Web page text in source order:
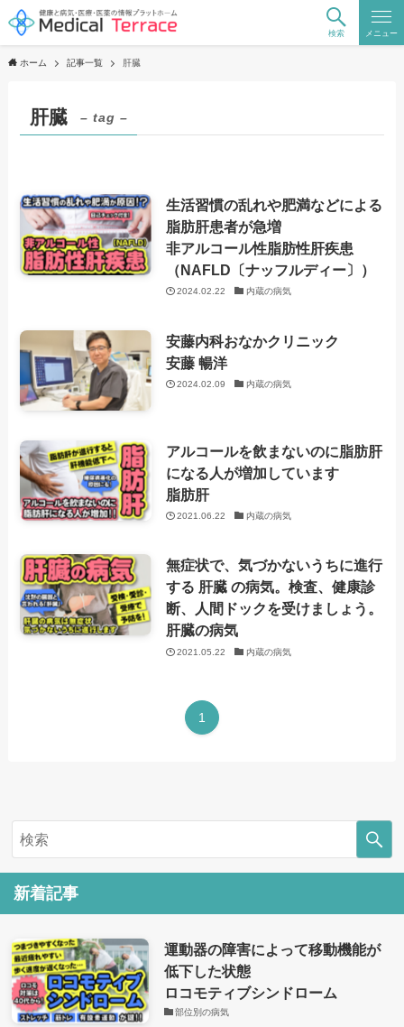
検索 メニュー
ホーム 記事一覧 肝臓
肝臓 – tag –
生活習慣の乱れや肥満などによる
脂肪肝患者が急増
非アルコール性脂肪性肝疾患
（NAFLD〔ナッフルディー〕）
2024.02.22 内蔵の病気
安藤内科おなかクリニック
安藤 暢洋
2024.02.09 内蔵の病気
アルコールを飲まないのに脂肪肝
になる人が増加しています
脂肪肝
2021.06.22 内蔵の病気
無症状で、気づかないうちに進行
する 肝臓 の病気。検査、健康診
断、人間ドックを受けましょう。
肝臓の病気
2021.05.22 内蔵の病気
1
新着記事
運動器の障害によって移動機能が
低下した状態
ロコモティブシンドローム
部位別の病気